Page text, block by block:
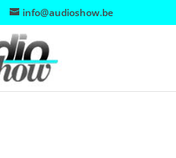
info@audioshow.be